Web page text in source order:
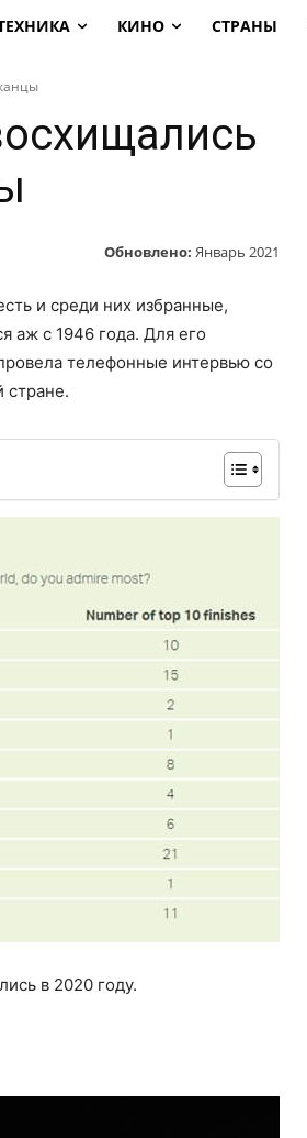
КИНО СТРАНЫ
Обновлено: Январь 2021
и среди них избранные,
аж с 1946 года. Для его
телефонные интервью со
стране.
в 2020 году.